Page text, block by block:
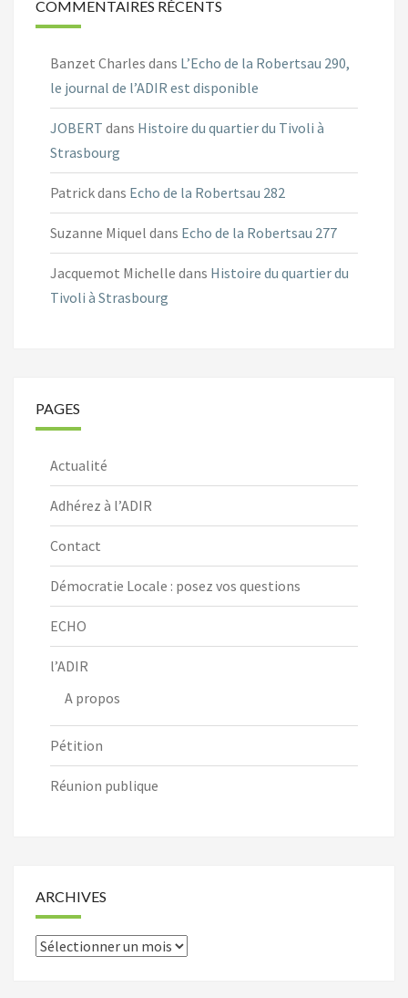
COMMENTAIRES RÉCENTS
Banzet Charles dans L’Echo de la Robertsau 290,
le journal de l’ADIR est disponible
JOBERT dans Histoire du quartier du Tivoli à
Strasbourg
Patrickdans Echo de la Robertsau 282
Suzanne Miquel dans Echo de la Robertsau 277
Jacquemot Michelle dans Histoire du quartier du
Tivoli à Strasbourg
PAGES
Actualité
Adhérez à l’ADIR
Contact
Démocratie Locale : posez vos questions
ECHO
l’ADIR
A propos
Pétition
Réunion publique
ARCHIVES
Archives